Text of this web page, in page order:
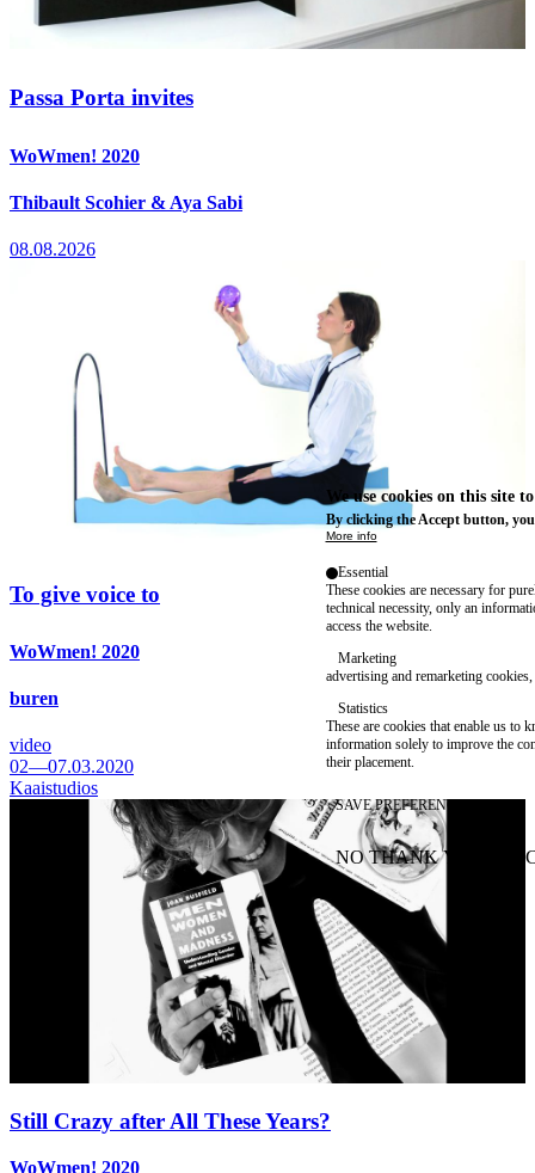
Passa Porta invites
WoWmen! 2020
Thibault Scohier & Aya Sabi
08.08.2026
To give voice to
WoWmen! 2020
buren
video
02—07.03.2020
Kaaistudios
Still Crazy after All These Years?
WoWmen! 2020
We use cookies on this site
By clicking the Accept button,
More info
Essential
These cookies are necessary for
technical necessity, only an
access the website.
Marketing
advertising and remarketing cookies,
Statistics
These are cookies that enable us to
information solely to improve the
their placement.
SAVE PREFERENCES
NO THANK YOU
WITHDRAW